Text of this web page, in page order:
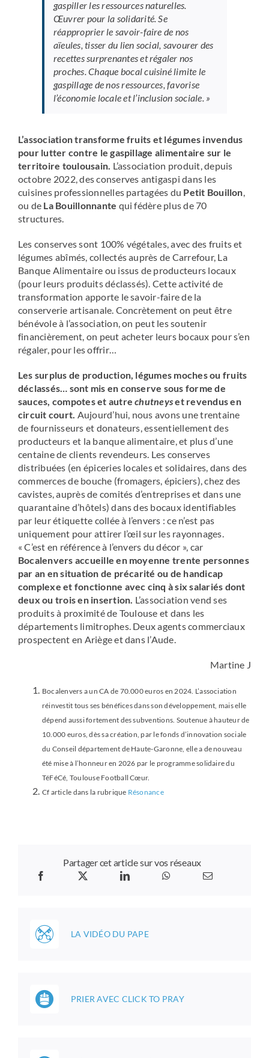
gaspiller les ressources naturelles.
Œuvrer pour la solidarité. Se
réapproprier le savoir-faire de nos
aïeules, tisser du lien social, savourer des
recettes surprenantes et régaler nos
proches.Chaque bocal cuisiné limite le
gaspillage de nos ressources, favorise
l’économie locale et l’inclusion sociale. »
L’association transforme fruits et légumes invendus
pour lutter contre le gaspillage alimentaire sur le
territoire toulousain. L’association produit, depuis
octobre 2022, des conserves antigaspi dans les
cuisines professionnelles partagées du Petit Bouillon,
ou de La Bouillonnante qui fédère plus de 70
structures.
Les conserves sont 100% végétales, avec des fruits et
légumes abîmés, collectés auprès de Carrefour, La
Banque Alimentaire ou issus de producteurs locaux
(pour leurs produits déclassés). Cette activité de
transformation apporte le savoir-faire de la
conserverie artisanale. Concrètement on peut être
bénévole à l’association, on peut les soutenir
financièrement, on peut acheter leurs bocaux pour s’en
régaler, pour les offrir…
Les surplus de production, légumes moches ou fruits
déclassés… sont mis en conserve sous forme de
sauces, compotes et autrechutneyset revendus en
circuit court. Aujourd’hui, nous avons une trentaine
de fournisseurs et donateurs, essentiellement des
producteurs et la banque alimentaire, et plus d’une
centaine de clients revendeurs. Les conserves
distribuées (en épiceries locales et solidaires, dans des
commerces de bouche (fromagers, épiciers), chez des
cavistes, auprès de comités d’entreprises et dans une
quarantaine d’hôtels) dans des bocaux identifiables
par leur étiquette collée à l’envers : ce n’est pas
uniquement pour attirer l’œil sur les rayonnages.
« C’est en référence à l’envers du décor », car
Bocalenvers accueille en moyenne trente personnes
par an en situation de précarité ou de handicap
complexe et fonctionne avec cinq à six salariés dont
deux ou trois en insertion. L’association vend ses
produits à proximité de Toulouse et dans les
départements limitrophes. Deux agents commerciaux
prospectent en Ariège et dans l’Aude.
Martine J
Bocalenvers a un CA de 70.000 euros en 2024. L’association
réinvestit tous ses bénéfices dans son développement, mais elle
dépend aussi fortement des subventions. Soutenue à hauteur de
10.000 euros, dès sa création, par le fonds d’innovation sociale
du Conseil département de Haute-Garonne, elle a de nouveau
été mise à l’honneur en 2026 par le programme solidaire du
TéFéCé, Toulouse Football Cœur.
Cf article dans la rubrique Résonance
Partager cet article sur vos réseaux
LA VIDÉO DU PAPE
PRIER AVEC CLICK TO PRAY